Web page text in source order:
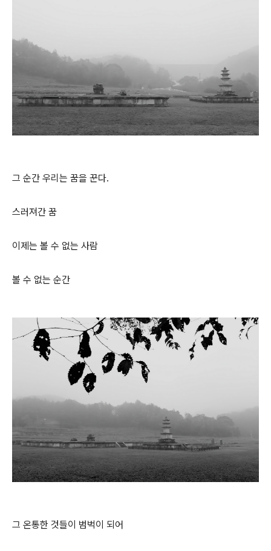
그 순간 우리는 꿈을 꾼다.
스러져간 꿈
이제는 볼 수 없는 사람
볼 수 없는 순간
그 온통한 것들이 범벅이 되어